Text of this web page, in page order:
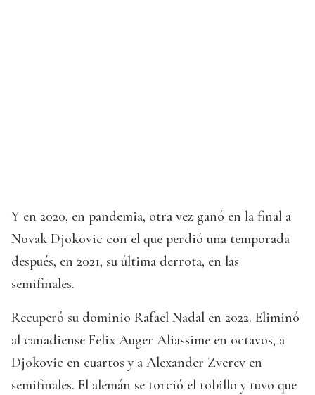
Y en 2020, en pandemia, otra vez ganó en la final a
Novak Djokovic con el que perdió una temporada
después, en 2021, su última derrota, en las
semifinales.
Recuperó su dominio Rafael Nadal en 2022. Eliminó
al canadiense Felix Auger Aliassime en octavos, a
Djokovic en cuartos y a Alexander Zverev en
semifinales. El alemán se torció el tobillo y tuvo que